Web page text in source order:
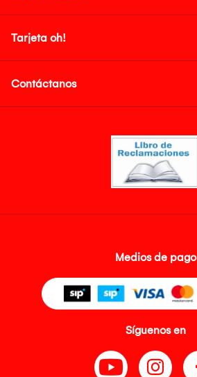
Tarjeta oh!
Contáctanos
Medios de pago
Síguenos en